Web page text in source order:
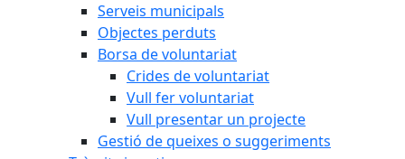
Serveis municipals
Objectes perduts
Borsa de voluntariat
Crides de voluntariat
Vull fer voluntariat
Vull presentar un projecte
Gestió de queixes o suggeriments